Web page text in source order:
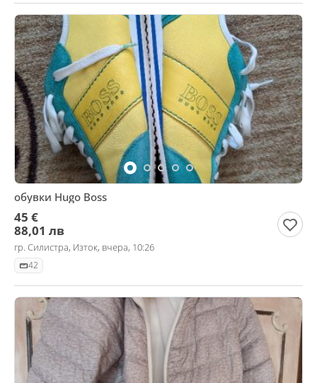
обувки Hugo Boss
45 €
88,01 лв
гр. Силистра, Изток, вчера, 10:26
42